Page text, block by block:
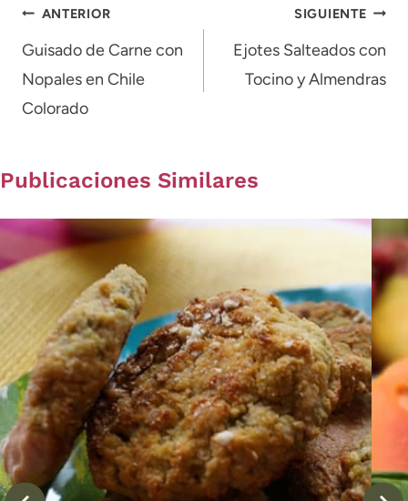
Navegación
de
entradas
ANTERIOR
Guisado de Carne con
Nopales en Chile
Colorado
SIGUIENTE
Ejotes Salteados con
Tocino y Almendras
Publicaciones Similares